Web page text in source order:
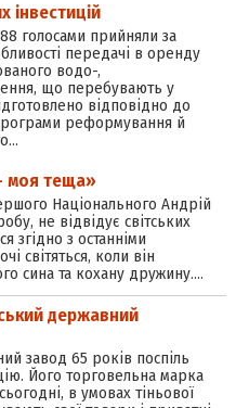
інвестицій
голосами прийняли за
передачі в оренду
водо-,
що перебувають у
відповідно до
реформування й
моя теща»
Національного Андрій
не відвідує світських
згідно з останніми
світяться, коли він
сина та кохану дружину.…
державний
завод 65 років поспіль
Його торговельна марка
в умовах тіньової